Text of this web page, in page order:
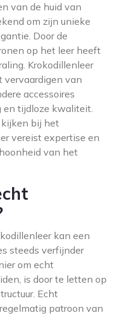
van de huid van
om zijn unieke
Door de
op het leer heeft
Krokodillenleer
vervaardigen van
accessoires
en tijdloze kwaliteit.
bij het
vereist expertise en
van het
kan een
steeds verfijnder
om echt
is door te letten op
Echt
patroon van